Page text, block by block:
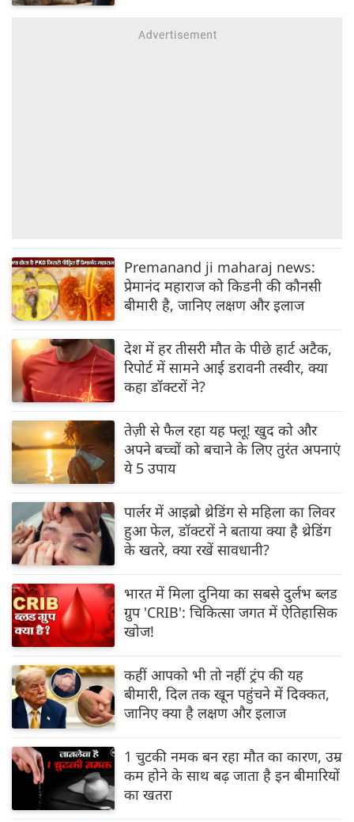
Premanand ji maharaj news:
प्रेमानंद महाराज को किडनी की कौनसी
बीमारी है, जानिए लक्षण और इलाज
देश में हर तीसरी मौत के पीछे हार्ट अटैक,
रिपोर्ट में सामने आई डरावनी तस्वीर, क्‍या
कहा डॉक्‍टरों ने?
तेज़ी से फैल रहा यह फ्लू! खुद को और
अपने बच्चों को बचाने के लिए तुरंत अपनाएं
ये 5 उपाय
पार्लर में आइब्रो थ्रेडिंग से महिला का लिवर
हुआ फेल, डॉक्टरों ने बताया क्‍या है थ्रेडिंग
के खतरे, क्‍या रखें सावधानी?
भारत में मिला दुनिया का सबसे दुर्लभ ब्लड
ग्रुप 'CRIB': चिकित्सा जगत में ऐतिहासिक
खोज!
कहीं आपको भी तो नहीं ट्रंप की यह
बीमारी, दिल तक खून पहुंचने में दिक्कत,
जानिए क्या है लक्षण और इलाज
1 चुटकी नमक बन रहा मौत का कारण, उम्र
कम होने के साथ बढ़ जाता है इन बीमारियों
का खतरा